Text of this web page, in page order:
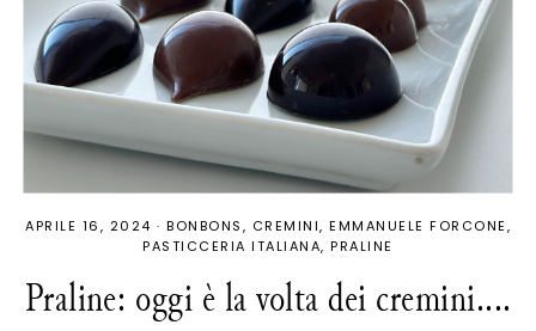
APRILE 16, 2024 · BONBONS CREMINI
EMMANUELE FORCONE
PASTICCERIA ITALIANA PRALINE
Praline: oggi è la volta dei cremini....